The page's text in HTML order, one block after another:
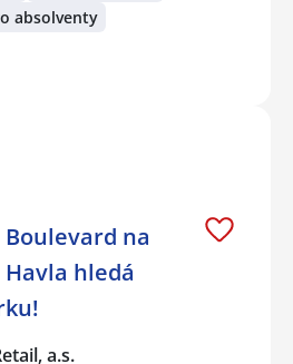
absolventy
na
hledá
a.s.